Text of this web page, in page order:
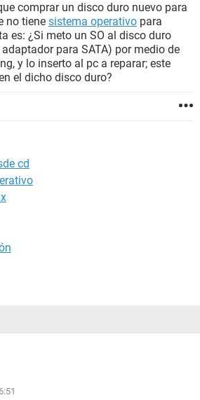
comprar un disco duro nuevo para
no tiene sistema operativo para
es: ¿Si meto un SO al disco duro
para SATA) por medio de
y lo inserto al pc a reparar; este
el dicho disco duro?
cd